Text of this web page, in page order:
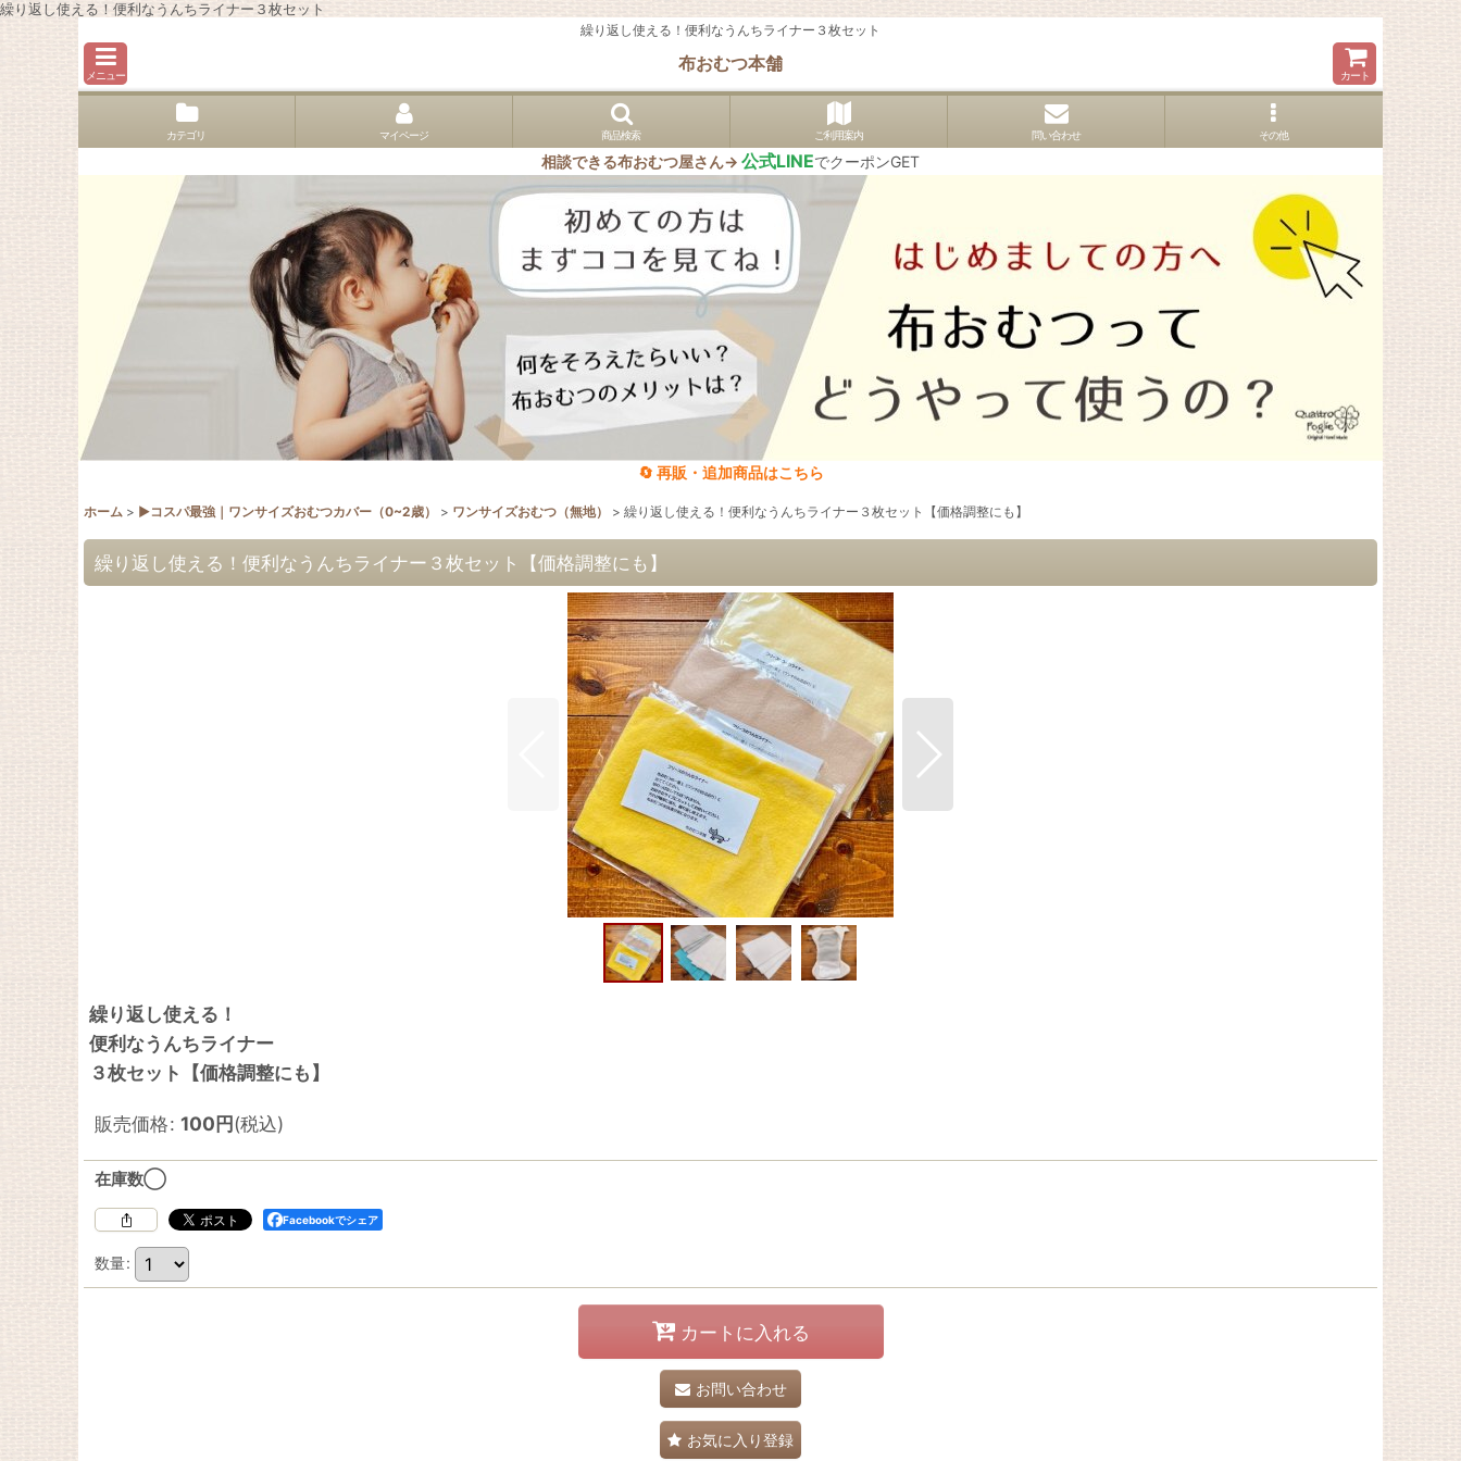
繰り返し使える！便利なうんちライナー３枚セット
繰り返し使える！便利なうんちライナー３枚セット
メニュー
布おむつ本舗
カート
カテゴリ マイページ 商品検索 ご利用案内 問い合わせ その他
相談できる布おむつ屋さん→ 公式LINEでクーポンGET
🔄 再販・追加商品はこちら
ホーム > ▶︎コスパ最強｜ワンサイズおむつカバー（0~2歳） > ワンサイズおむつ（無地） > 繰り返し使える！便利なうんちライナー３枚セット【価格調整にも】
繰り返し使える！便利なうんちライナー３枚セット【価格調整にも】
繰り返し使える！
便利なうんちライナー
３枚セット【価格調整にも】
販売価格: 100円(税込)
在庫数◯
Facebookでシェア
数量:
カートに入れる
お問い合わせ
お気に入り登録